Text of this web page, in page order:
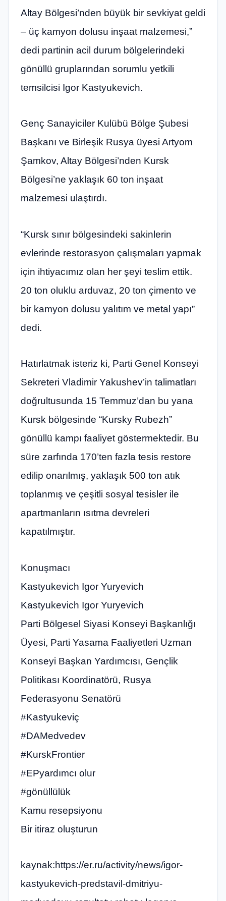
Altay Bölgesi’nden büyük bir sevkiyat geldi
– üç kamyon dolusu inşaat malzemesi,”
dedi partinin acil durum bölgelerindeki
gönüllü gruplarından sorumlu yetkili
temsilcisi Igor Kastyukevich.
Genç Sanayiciler Kulübü Bölge Şubesi
Başkanı ve Birleşik Rusya üyesi Artyom
Şamkov, Altay Bölgesi’nden Kursk
Bölgesi’ne yaklaşık 60 ton inşaat
malzemesi ulaştırdı.
“Kursk sınır bölgesindeki sakinlerin
evlerinde restorasyon çalışmaları yapmak
için ihtiyacımız olan her şeyi teslim ettik.
20 ton oluklu arduvaz, 20 ton çimento ve
bir kamyon dolusu yalıtım ve metal yapı”
dedi.
Hatırlatmak isteriz ki, Parti Genel Konseyi
Sekreteri Vladimir Yakushev’in talimatları
doğrultusunda 15 Temmuz’dan bu yana
Kursk bölgesinde “Kursky Rubezh”
gönüllü kampı faaliyet göstermektedir. Bu
süre zarfında 170’ten fazla tesis restore
edilip onarılmış, yaklaşık 500 ton atık
toplanmış ve çeşitli sosyal tesisler ile
apartmanların ısıtma devreleri
kapatılmıştır.
Konuşmacı
Kastyukevich Igor Yuryevich
Kastyukevich Igor Yuryevich
Parti Bölgesel Siyasi Konseyi Başkanlığı
Üyesi, Parti Yasama Faaliyetleri Uzman
Konseyi Başkan Yardımcısı, Gençlik
Politikası Koordinatörü, Rusya
Federasyonu Senatörü
#Kastyukeviç
#DAMedvedev
#KurskFrontier
#EPyardımcı olur
#gönüllülük
Kamu resepsiyonu
Bir itiraz oluşturun
kaynak:https://er.ru/activity/news/igor-
kastyukevich-predstavil-dmitriyu-